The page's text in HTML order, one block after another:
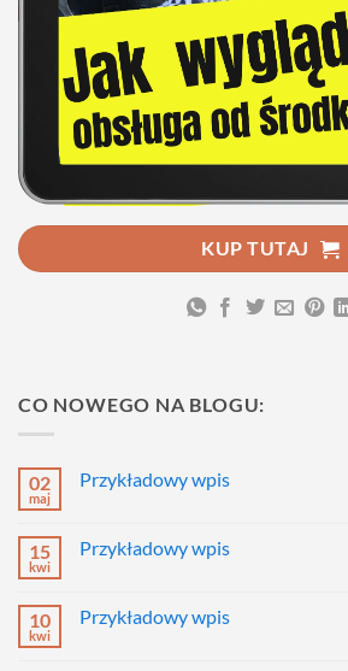
KUP TUTAJ
CO NOWEGO NA BLOGU:
02
maj
Przykładowy wpis
Przykładowy
15
kwi
Przykładowy wpis
Przykładowy
10
kwi
Przykładowy wpis